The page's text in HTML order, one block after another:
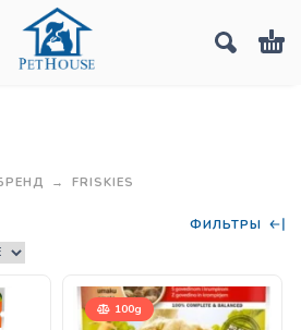
FRISKIES
ФИЛЬТРЫ
100g